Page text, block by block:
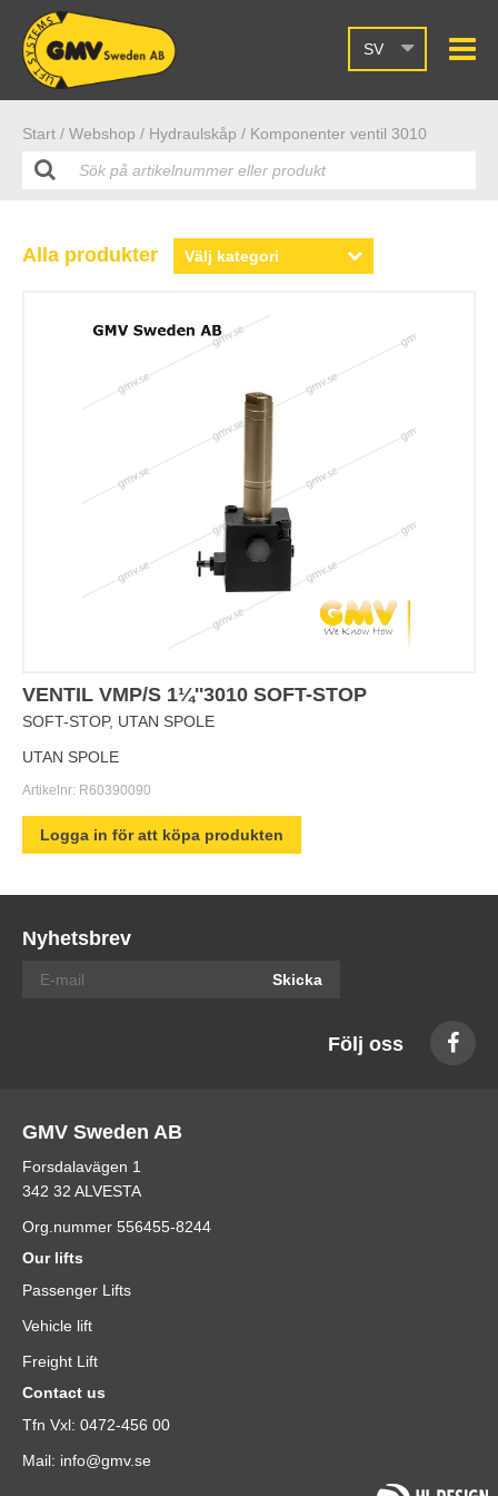
SV
Start / Webshop / Hydraulskåp / Komponenter ventil 3010
Alla produkter
VENTIL VMP/S 1¼''3010 SOFT-STOP
SOFT-STOP, UTAN SPOLE
UTAN SPOLE
Artikelnr: R60390090
Logga in för att köpa produkten
Nyhetsbrev
Skicka
Följ oss
GMV Sweden AB
Forsdalavägen 1
342 32 ALVESTA
Org.nummer 556455-8244
Our lifts
Passenger Lifts
Vehicle lift
Freight Lift
Contact us
Tfn Vxl: 0472-456 00
Mail: info@gmv.se